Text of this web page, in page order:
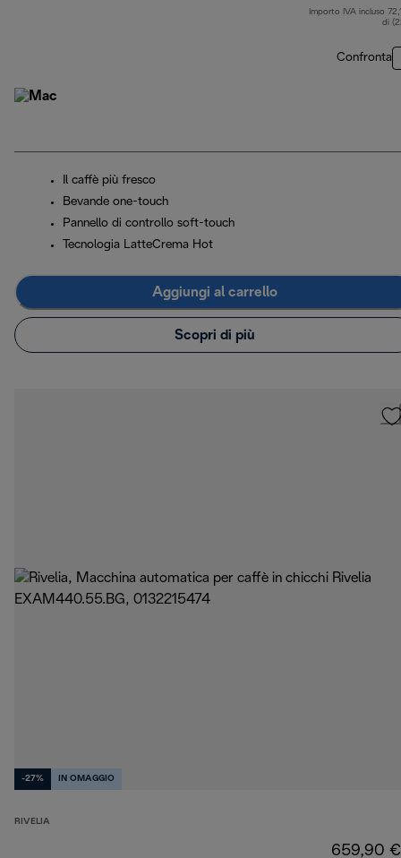
Importo IVA incluso
di
Confronta
Il caffè più fresco
Bevande one-touch
Pannello di controllo soft-touch
Tecnologia LatteCrema Hot
Aggiungi al carrello
Scopri di più
-27% IN OMAGGIO
RIVELIA
659,90 €